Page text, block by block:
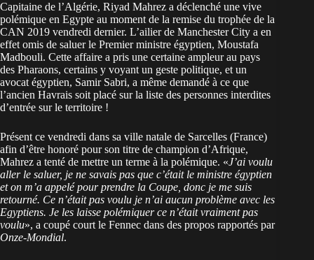
Capitaine de l’Algérie, Riyad Mahrez a déclenché une vive
polémique en Egypte au moment de la remise du trophée de la
CAN 2019 vendredi dernier. L’ailier de Manchester City a en
effet omis de saluer le Premier ministre égyptien, Moustafa
Madbouli. Cette affaire a pris une certaine ampleur au pays
des Pharaons, certains y voyant un geste politique, et un
avocat égyptien, Samir Sabri, a même demandé à ce que
l’ancien Havrais soit placé sur la liste des personnes interdites
d’entrée sur le territoire !
Présent ce vendredi dans sa ville natale de Sarcelles (France)
afin d’être honoré pour son titre de champion d’Afrique,
Mahrez a tenté de mettre un terme à la polémique. «J’ai voulu
aller le saluer, je ne savais pas que c’était le ministre égyptien
et on m’a appelé pour prendre la Coupe, donc je me suis
retourné. Ce n’était pas voulu je n’ai aucun problème avec les
Egyptiens. Je les laisse polémiquer ce n’était vraiment pas
voulu», a coupé court le Fennec dans des propos rapportés par
Onze-Mondial.